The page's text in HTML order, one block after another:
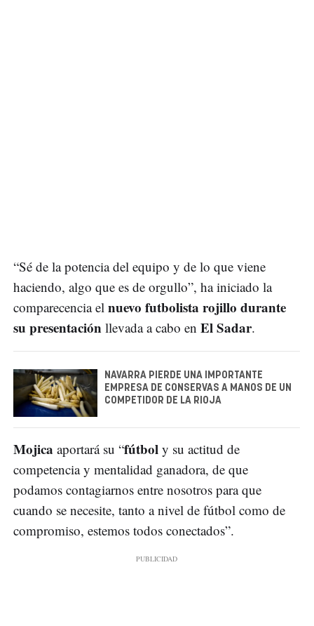
“Sé de la potencia del equipo y de lo que viene
haciendo, algo que es de orgullo”, ha iniciado la
comparecencia el nuevo futbolista rojillo durante
su presentación llevada a cabo en El Sadar.
NAVARRA PIERDE UNA IMPORTANTE
EMPRESA DE CONSERVAS A MANOS DE UN
COMPETIDOR DE LA RIOJA
Mojica aportará su “fútbol y su actitud de
competencia y mentalidad ganadora, de que
podamos contagiarnos entre nosotros para que
cuando se necesite, tanto a nivel de fútbol como de
compromiso, estemos todos conectados”.